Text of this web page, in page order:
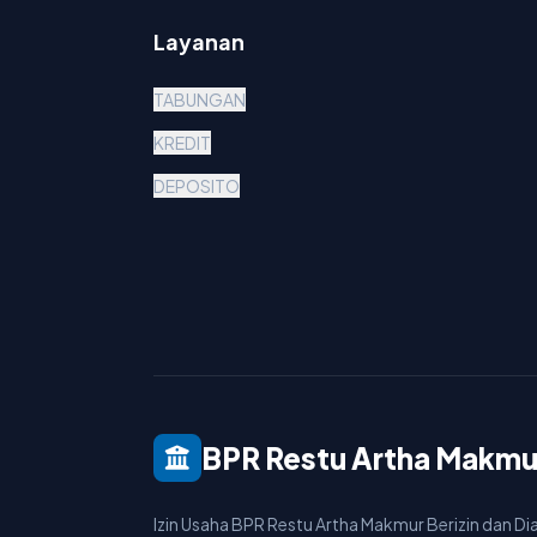
Layanan
TABUNGAN
KREDIT
DEPOSITO
BPR Restu Artha
Izin Usaha BPR Restu Artha Makmur Berizin dan